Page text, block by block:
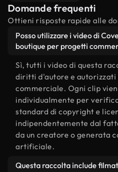
Domande frequenti
Ottieni risposte rapide alle
Posso utilizzare i video di
boutique per progetti
Sì, tutti i video di questa
diritti d'autore e autorizzati
commerciale. Ogni clip
individualmente per
standard di copyright e
indipendentemente dal
da un creatore o generata
artificiale.
Questa raccolta include